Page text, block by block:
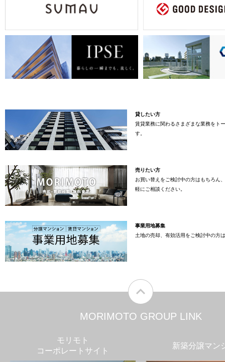
貸したい方
賃貸業務に関わるさまざまな業務をト
す。
売りたい方
お買い替えをご検討中の方はもちろん
軽にご相談ください。
事業用地募集
土地の売却、有効活用をご検討中の方
MORIMOTO GROUP LINK
モリモト
コーポレートサイト
新築分譲マン